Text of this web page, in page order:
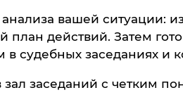
вашей ситуации:
план действий. Затем
в судебных заседаниях и
заседаний с четким